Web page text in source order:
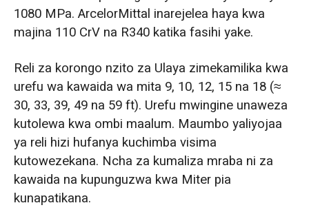
1080 MPa. ArcelorMittal inarejelea haya kwa
majina 110 CrV na R340 katika fasihi yake.
Reli za korongo nzito za Ulaya zimekamilika kwa
urefu wa kawaida wa mita 9, 10, 12, 15 na 18 (≈
30, 33, 39, 49 na 59 ft). Urefu mwingine unaweza
kutolewa kwa ombi maalum. Maumbo yaliyojaa
ya reli hizi hufanya kuchimba visima
kutowezekana. Ncha za kumaliza mraba ni za
kawaida na kupunguzwa kwa Miter pia
kunapatikana.